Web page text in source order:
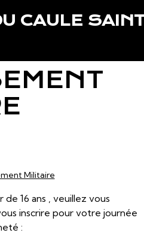
CAULE
Militaire
16 ans , veuillez vous
inscrire pour votre journée
: